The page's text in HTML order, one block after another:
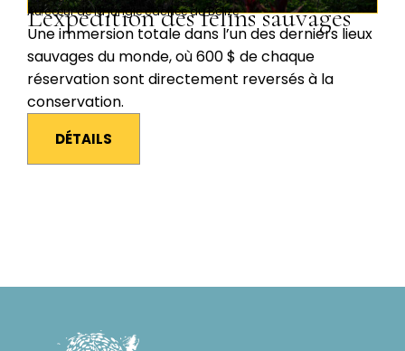
Au cœur de la jungle cachée du Belize
L'expédition des félins sauvages
Une immersion totale dans l’un des derniers lieux
sauvages du monde, où 600 $ de chaque
réservation sont directement reversés à la
conservation.
DÉTAILS